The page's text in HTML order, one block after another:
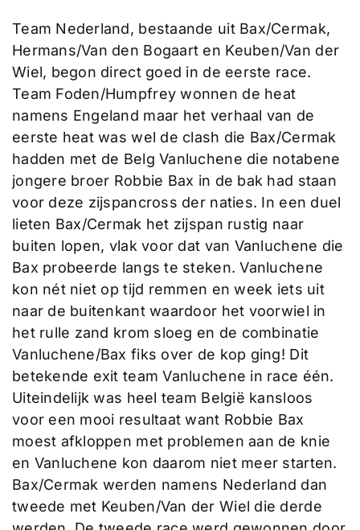
Team Nederland, bestaande uit Bax/Cermak,
Hermans/Van den Bogaart en Keuben/Van der
Wiel, begon direct goed in de eerste race.
Team Foden/Humpfrey wonnen de heat
namens Engeland maar het verhaal van de
eerste heat was wel de clash die Bax/Cermak
hadden met de Belg Vanluchene die notabene
jongere broer Robbie Bax in de bak had staan
voor deze zijspancross der naties. In een duel
lieten Bax/Cermak het zijspan rustig naar
buiten lopen, vlak voor dat van Vanluchene die
Bax probeerde langs te steken. Vanluchene
kon nét niet op tijd remmen en week iets uit
naar de buitenkant waardoor het voorwiel in
het rulle zand krom sloeg en de combinatie
Vanluchene/Bax fiks over de kop ging! Dit
betekende exit team Vanluchene in race één.
Uiteindelijk was heel team België kansloos
voor een mooi resultaat want Robbie Bax
moest afkloppen met problemen aan de knie
en Vanluchene kon daarom niet meer starten.
Bax/Cermak werden namens Nederland dan
tweede met Keuben/Van der Wiel die derde